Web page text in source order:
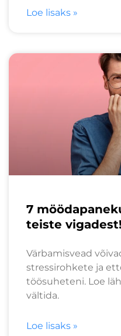
Loe lisaks »
7
teiste vigadest!
Värbamisvead
stressirohkete ja
töösuheteni. Loe
vältida.
Loe lisaks »